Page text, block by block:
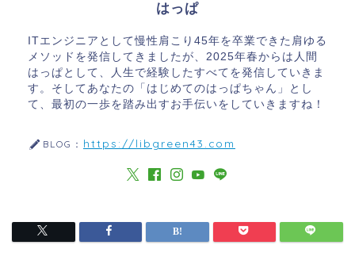
はっぱ
ITエンジニアとして慢性肩こり45年を卒業できた肩ゆる
メソッドを発信してきましたが、2025年春からは人間
はっぱとして、人生で経験したすべてを発信していきま
す。そしてあなたの「はじめてのはっぱちゃん」とし
て、最初の一歩を踏み出すお手伝いをしていきますね！
BLOG： https://libgreen43.com